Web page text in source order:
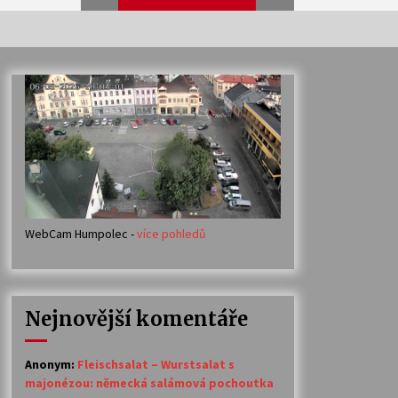
Veselí muzikanti
30. 7. 2026
Votavžatský ploty
23. 7. 2026
14. 7. 2026
30. 6. 2026
WebCam Humpolec -více pohledů
Nejnovější komentáře
Anonym: Fleischsalat – Wurstsalat s
majonézou: německá salámová pochoutka